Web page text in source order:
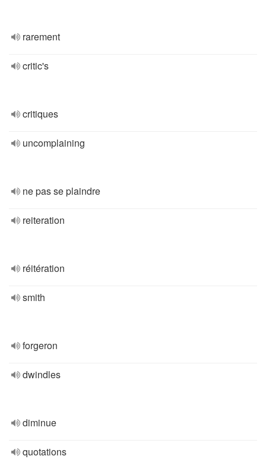
rarement
critic's
critiques
uncomplaining
ne pas se plaindre
reiteration
réitération
smith
forgeron
dwindles
diminue
quotations